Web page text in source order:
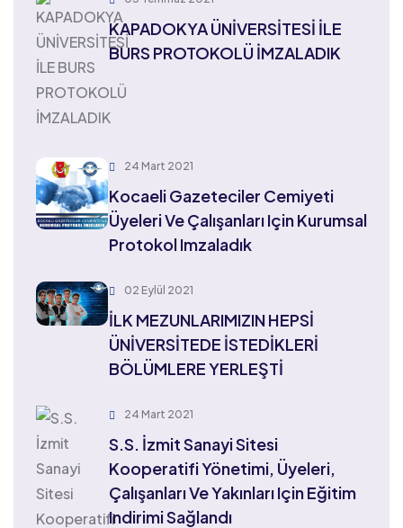
KAPADOKYA ÜNİVERSİTESİ İLE
BURS PROTOKOLÜ İMZALADIK
24 Mart 2021
Kocaeli Gazeteciler Cemiyeti
Üyeleri Ve Çalışanları Için Kurumsal
Protokol Imzaladık
02 Eylül 2021
İLK MEZUNLARIMIZIN HEPSİ
ÜNİVERSİTEDE İSTEDİKLERİ
BÖLÜMLERE YERLEŞTİ
24 Mart 2021
S.S. İzmit Sanayi Sitesi
Kooperatifi Yönetimi, Üyeleri,
Çalışanları Ve Yakınları Için Eğitim
Indirimi Sağlandı